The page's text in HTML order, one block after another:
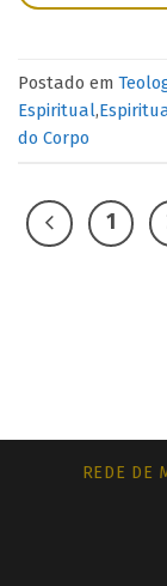
Postado em
Espiritual,
do Corpo
1
REDE DE